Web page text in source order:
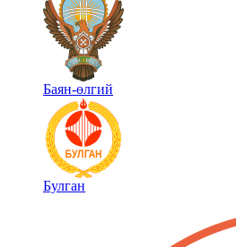
Баян-өлгий
Булган